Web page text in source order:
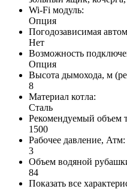
Wi-Fi модуль:
Опция
Погодозависимая
Нет
Возможность
Опция
Высота дымохода, м
8
Материал котла:
Сталь
Рекомендуемый объем
1500
Рабочее давление, Атм:
3
Объем водяной
84
Показать все